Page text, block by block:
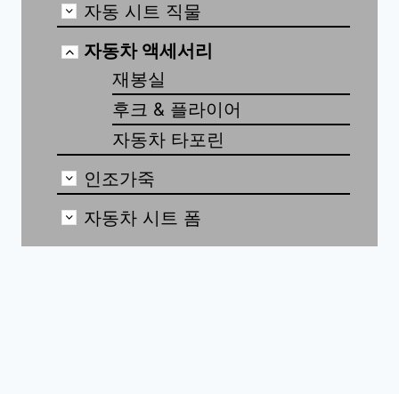
자동 시트 직물
자동차 액세서리
재봉실
후크 & 플라이어
자동차 타포린
인조가죽
자동차 시트 폼